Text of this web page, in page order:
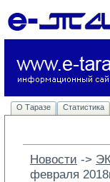
О Таразе Статистика
Новости ->
февраля